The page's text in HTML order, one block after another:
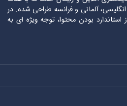
آلمانی و فرانسه طراحی شده. در
بودن محتوا، توجه ویژه ای به